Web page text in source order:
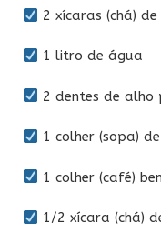
2 xícaras (chá)
1 litro de água
2 dentes de alho
1 colher (sopa)
1 colher (café)
1/2 xícara (chá)